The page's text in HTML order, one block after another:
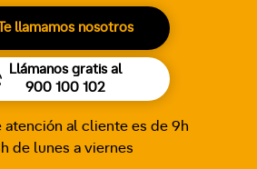
llamamos nosotros
Llámanos gratis al
900 100 102
atención al cliente es de 9h
de lunes a viernes